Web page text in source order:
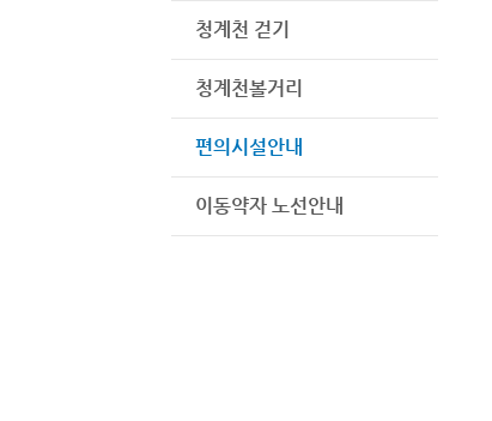
청계천 걷기
청계천볼거리
편의시설안내
이동약자 노선안내